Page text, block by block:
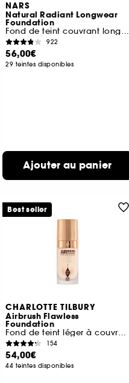
NARS
Natural Radiant Longwear
Foundation
Fond de teint couvrant longue tenue
922
56,00€
29 teintes disponibles
Ajouter au panier
CHARLOTTE TILBURY
Airbrush Flawless
Foundation
Fond de teint léger à couvrance totale
154
54,00€
44 teintes disponibles
Best seller